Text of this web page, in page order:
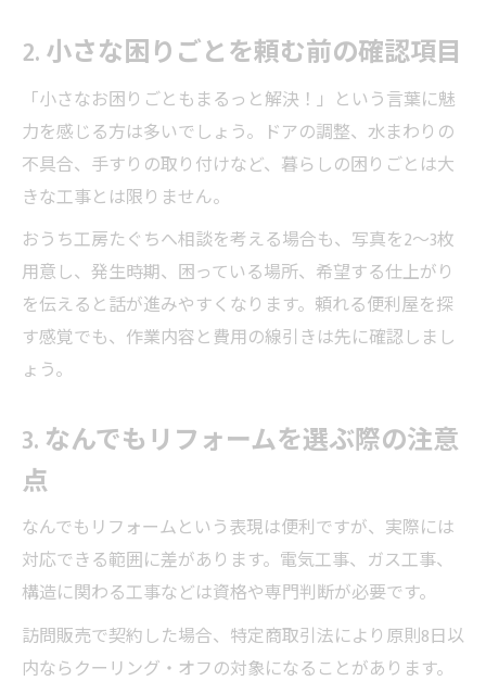
2. 小さな困りごとを頼む前の確認項目
「小さなお困りごともまるっと解決！」という言葉に魅
力を感じる方は多いでしょう。ドアの調整、水まわりの
不具合、手すりの取り付けなど、暮らしの困りごとは大
きな工事とは限りません。
おうち工房たぐちへ相談を考える場合も、写真を2〜3枚
用意し、発生時期、困っている場所、希望する仕上がり
を伝えると話が進みやすくなります。頼れる便利屋を探
す感覚でも、作業内容と費用の線引きは先に確認しまし
ょう。
3. なんでもリフォームを選ぶ際の注意
点
なんでもリフォームという表現は便利ですが、実際には
対応できる範囲に差があります。電気工事、ガス工事、
構造に関わる工事などは資格や専門判断が必要です。
訪問販売で契約した場合、特定商取引法により原則8日以
内ならクーリング・オフの対象になることがあります。